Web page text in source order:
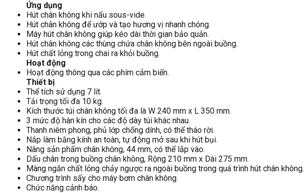
Ứng dụng
Hút chân không khi nấu sous-vide.
Hút chân không để ướp và tạo hương vị nhanh chóng.
Máy hút chân không giúp kéo dài thời gian bảo quản.
Hút chân không các thùng chứa chân không bên ngoài buồng.
Hút chất lỏng trong chai ra khỏi buồng.
Hoạt động
Hoạt động thông qua các phím cảm biến.
Thiết bị
Thể tích sử dụng 7 lít.
Tải trọng tối đa 10 kg.
Kích thước túi chân không tối đa là W 240 mm x L 350 mm.
3 mức độ hàn kín cho các độ dày túi khác nhau.
Thanh niêm phong, phủ lớp chống dính, có thể tháo rời.
Nắp làm bằng kính an toàn, tự động mở sau khi hút bụi.
Nâng sản phẩm chân không, 44 mm, có thể lắp vào.
Dấu chân trong buồng chân không, Rộng 210 mm x Dài 275 mm.
Màng ngăn chất lỏng chảy ngược ra ngoài buồng trong quá trình hút chân không.
Chương trình sấy cho máy bơm chân không.
Chức năng cảnh báo.